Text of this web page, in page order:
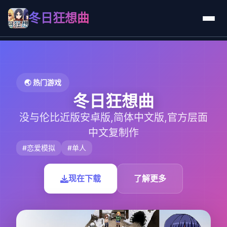
冬日狂想曲
🌏 热门游戏
冬日狂想曲
没与伦比近版安卓版,简体中文版,官方层面
中文复制作
#恋爱模拟 #单人
现在下载 了解更多